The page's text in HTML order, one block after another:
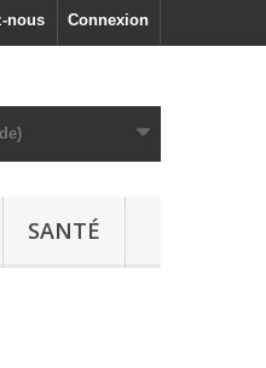
Connexion
nous
SANTÉ